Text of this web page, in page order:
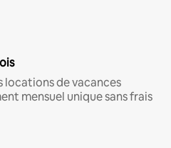
locations de vacances
mensuel unique sans frais